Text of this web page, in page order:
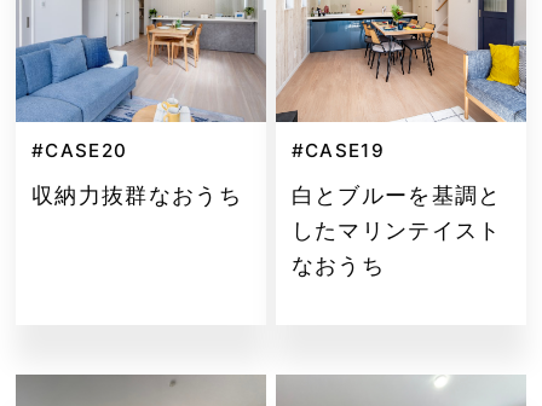
#CASE20
収納力抜群なおうち
#CASE19
白とブルーを基調と
したマリンテイスト
なおうち